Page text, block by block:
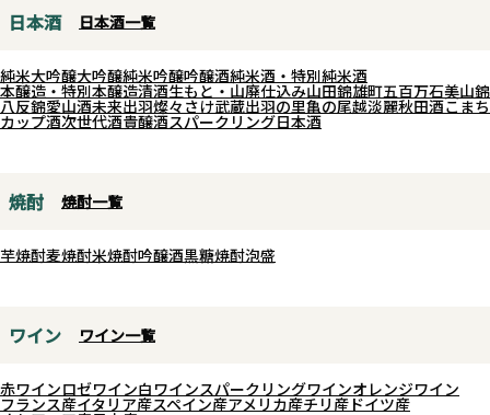
日本酒 日本酒一覧
純米大吟醸大吟醸純米吟醸吟醸酒純米酒・特別純米酒
本醸造・特別本醸造清酒生もと・山廃仕込み山田錦雄町五百万石美山錦
八反錦愛山酒未来出羽燦々さけ武蔵出羽の里亀の尾越淡麗秋田酒こまち
カップ酒次世代酒貴醸酒スパークリング日本酒
焼酎 焼酎一覧
芋焼酎麦焼酎米焼酎吟醸酒黒糖焼酎泡盛
ワイン ワイン一覧
赤ワインロゼワイン白ワインスパークリングワインオレンジワイン
フランス産イタリア産スペイン産アメリカ産チリ産ドイツ産